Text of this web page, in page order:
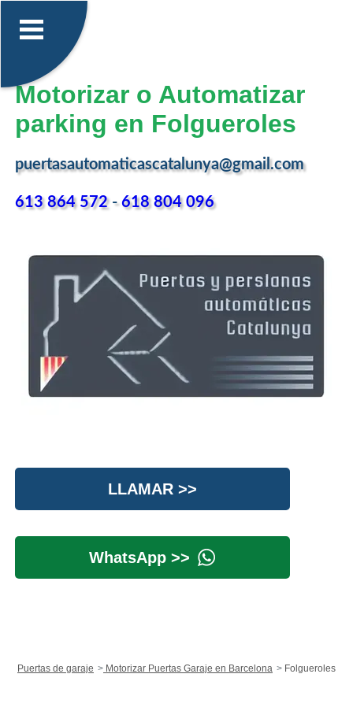
Motorizar o Automatizar
parking en Folgueroles
puertasautomaticascatalunya@gmail.com
613 864 572-618 804 096
LLAMAR >>
WhatsApp >>
Puertas de garaje Motorizar Puertas Garaje en Barcelona Folgueroles